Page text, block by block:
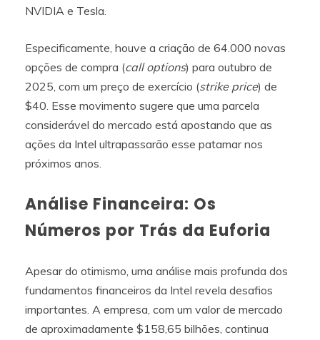
NVIDIA e Tesla.
Especificamente, houve a criação de 64.000 novas
opções de compra (call options) para outubro de
2025, com um preço de exercício (strike price) de
$40. Esse movimento sugere que uma parcela
considerável do mercado está apostando que as
ações da Intel ultrapassarão esse patamar nos
próximos anos.
Análise Financeira: Os
Números por Trás da Euforia
Apesar do otimismo, uma análise mais profunda dos
fundamentos financeiros da Intel revela desafios
importantes. A empresa, com um valor de mercado
de aproximadamente $158,65 bilhões, continua